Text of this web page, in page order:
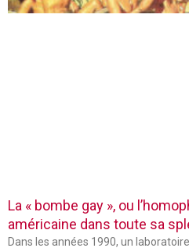
La « bombe gay », ou
américaine dans toute sa
Dans les années 1990, un